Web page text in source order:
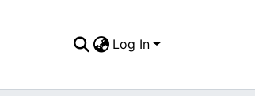
Log In